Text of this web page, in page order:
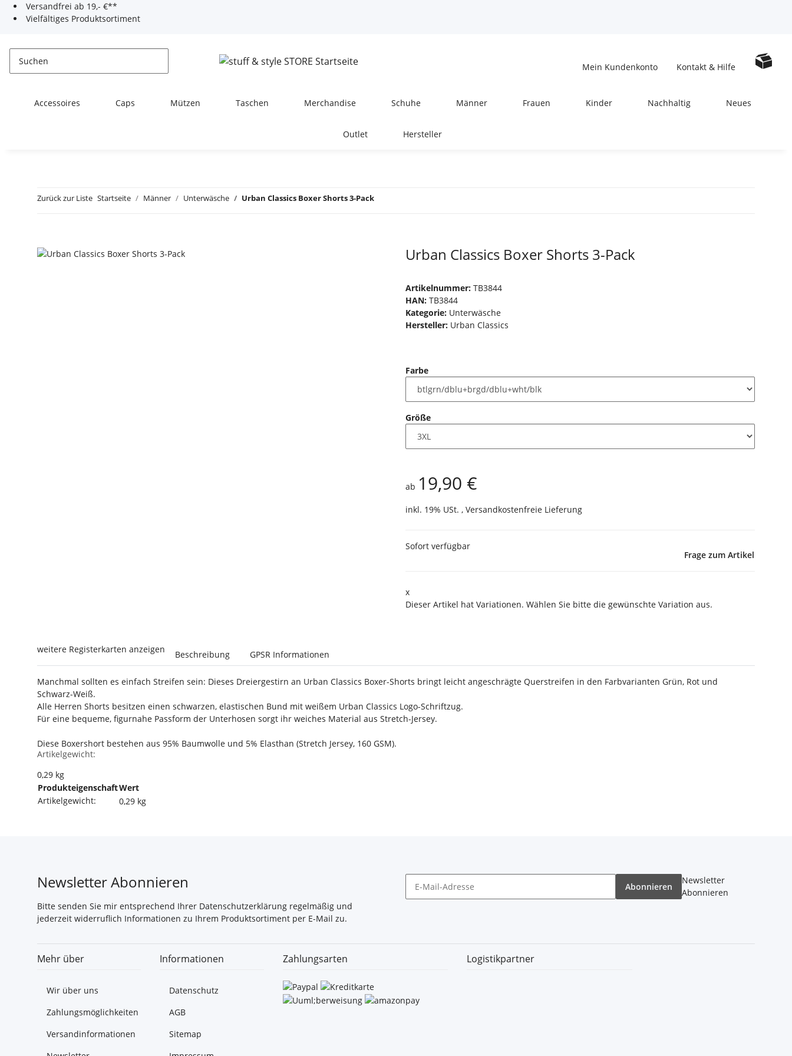
Versandfrei ab 19,- €**
Vielfältiges Produktsortiment
Mein Kundenkonto Kontakt & Hilfe
Accessoires Caps Mützen Taschen Merchandise Schuhe Männer Frauen Kinder Nachhaltig Neues
Outlet Hersteller
Zurück zur Liste Startseite Männer Unterwäsche Urban Classics Boxer Shorts 3-Pack
Urban Classics Boxer Shorts 3-Pack
Artikelnummer: TB3844
HAN: TB3844
Kategorie: Unterwäsche
Hersteller: Urban Classics
Farbe
Größe
ab 19,90 €
inkl. 19% USt. , Versandkostenfreie Lieferung
Sofort verfügbar
Frage zum Artikel
x
Dieser Artikel hat Variationen. Wählen Sie bitte die gewünschte Variation aus.
weitere Registerkarten anzeigen Beschreibung GPSR Informationen
Manchmal sollten es einfach Streifen sein: Dieses Dreiergestirn an Urban Classics Boxer-Shorts bringt leicht angeschrägte Querstreifen in den Farbvarianten Grün, Rot und
Schwarz-Weiß.
Alle Herren Shorts besitzen einen schwarzen, elastischen Bund mit weißem Urban Classics Logo-Schriftzug.
Für eine bequeme, figurnahe Passform der Unterhosen sorgt ihr weiches Material aus Stretch-Jersey.
Diese Boxershort bestehen aus 95% Baumwolle und 5% Elasthan (Stretch Jersey, 160 GSM).
Artikelgewicht:
0,29 kg
ProdukteigenschaftWert
Artikelgewicht:
0,29 kg
Newsletter Abonnieren
Bitte senden Sie mir entsprechend Ihrer Datenschutzerklärung regelmäßig und
jederzeit widerruflich Informationen zu Ihrem Produktsortiment per E-Mail zu.
Abonnieren
Newsletter
Abonnieren
Mehr über
Wir über uns
Zahlungsmöglichkeiten
Versandinformationen
Informationen
Datenschutz
AGB
Sitemap
Zahlungsarten Logistikpartner